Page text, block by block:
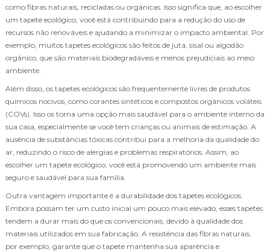
como fibras naturais, recicladas ou orgânicas. Isso significa que, ao escolher
um tapete ecológico, você está contribuindo para a redução do uso de
recursos não renováveis e ajudando a minimizar o impacto ambiental. Por
exemplo, muitos tapetes ecológicos são feitos de juta, sisal ou algodão
orgânico, que são materiais biodegradáveis e menos prejudiciais ao meio
ambiente.
Além disso, os tapetes ecológicos são frequentemente livres de produtos
químicos nocivos, como corantes sintéticos e compostos orgânicos voláteis
(COVs). Isso os torna uma opção mais saudável para o ambiente interno da
sua casa, especialmente se você tem crianças ou animais de estimação. A
ausência de substâncias tóxicas contribui para a melhoria da qualidade do
ar, reduzindo o risco de alergias e problemas respiratórios. Assim, ao
escolher um tapete ecológico, você está promovendo um ambiente mais
seguro e saudável para sua família.
Outra vantagem importante é a durabilidade dos tapetes ecológicos.
Embora possam ter um custo inicial um pouco mais elevado, esses tapetes
tendem a durar mais do que os convencionais, devido à qualidade dos
materiais utilizados em sua fabricação. A resistência das fibras naturais,
por exemplo, garante que o tapete mantenha sua aparência e